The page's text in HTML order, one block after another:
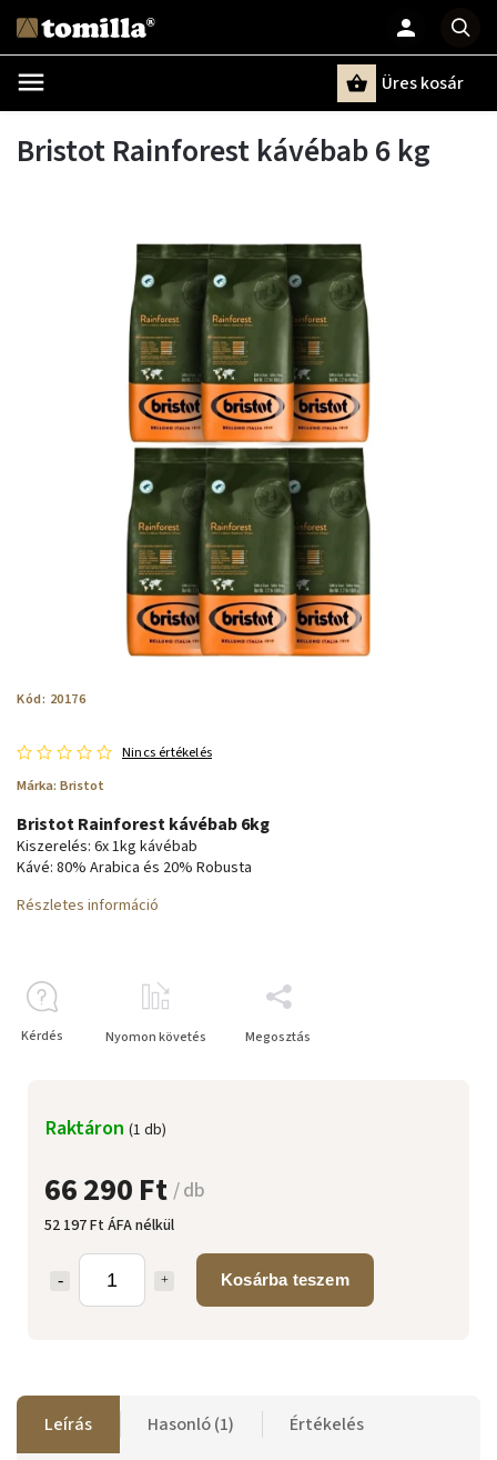
Üres kosár
Bristot Rainforest kávébab 6 kg
Kód: 20176
Nincs értékelés
Márka: Bristot
66 290 Ft / db
52 197 Ft ÁFA nélkül
Kosárba teszem
Raktáron (1 db)
Bristot Rainforest kávébab 6kg
Kiszerelés: 6x 1kg kávébab
Kávé: 80% Arabica és 20% Robusta
Részletes információ
Kérdés Nyomon követés Megosztás
Leírás Hasonló (1) Értékelés